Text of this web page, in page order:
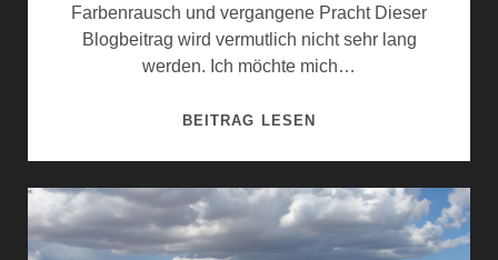
Farbenrausch und vergangene Pracht Dieser
Blogbeitrag wird vermutlich nicht sehr lang
werden. Ich möchte mich…
BEITRAG LESENINDIEN
SINNE